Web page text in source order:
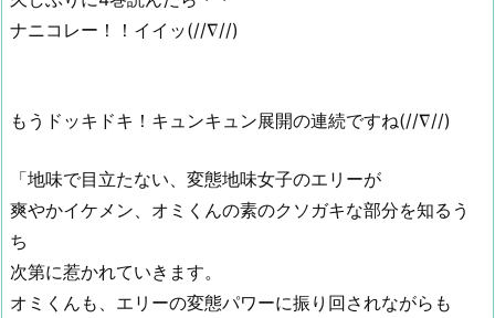
ナニコレー！！イイッ(//∇//)
もうドッキドキ！キュンキュン展開の連続ですね(//∇//)
「地味で目立たない、変態地味女子のエリーが
爽やかイケメン、オミくんの素のクソガキな部分を知るう
ち
次第に惹かれていきます。
オミくんも、エリーの変態パワーに振り回されながらも